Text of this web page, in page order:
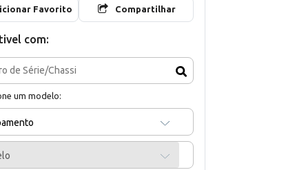
Favorito Compartilhar
com:
um modelo: